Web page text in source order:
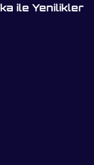
ile Yenilikler